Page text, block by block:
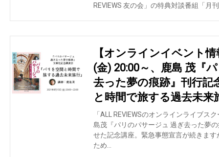
REVIEWS 友の会」の特典対談番組「月
【オンラインイベント
(金) 20:00～、鹿島 茂『
去った夢の痕跡』刊行記
と時間で旅する過去未来
「ALL REVIEWSのオンラインライブス
島茂『パリのパサージュ 過ぎ去った夢
せた記念講座。緊急事態宣言が続きます
ため…